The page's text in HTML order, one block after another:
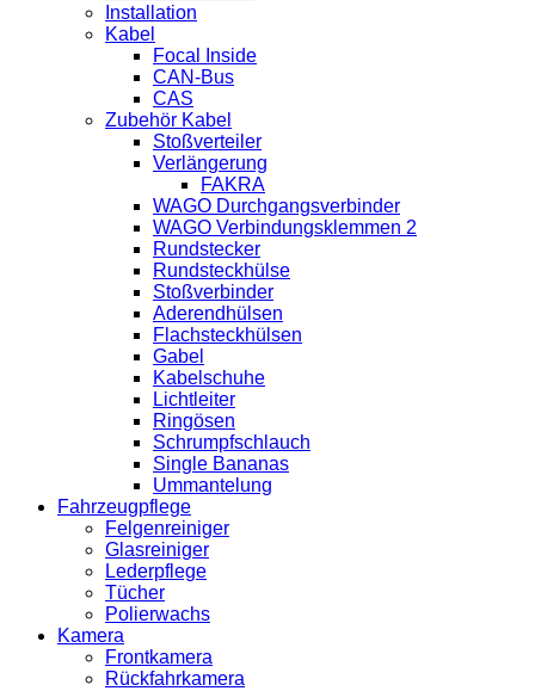
Installation
Kabel
Focal Inside
CAN-Bus
CAS
Zubehör Kabel
Stoßverteiler
Verlängerung
FAKRA
WAGO Durchgangsverbinder
WAGO Verbindungsklemmen 2
Rundstecker
Rundsteckhülse
Stoßverbinder
Aderendhülsen
Flachsteckhülsen
Gabel
Kabelschuhe
Lichtleiter
Ringösen
Schrumpfschlauch
Single Bananas
Ummantelung
Fahrzeugpflege
Felgenreiniger
Glasreiniger
Lederpflege
Tücher
Polierwachs
Kamera
Frontkamera
Rückfahrkamera